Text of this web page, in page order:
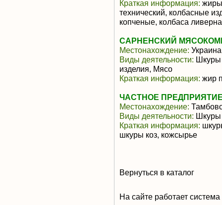
Краткая информация:
технический, колбасные
копченые, колбаса
САРНЕНСКИЙ
Местонахождение: Украина
Виды деятельности: Шкуры
изделия, Мясо
Краткая информация: жир
ЧАСТНОЕ
Местонахождение:
Виды деятельности: Шкуры
Краткая информация:
шкуры коз, кожсырье
Вернуться в каталог
На сайте работает